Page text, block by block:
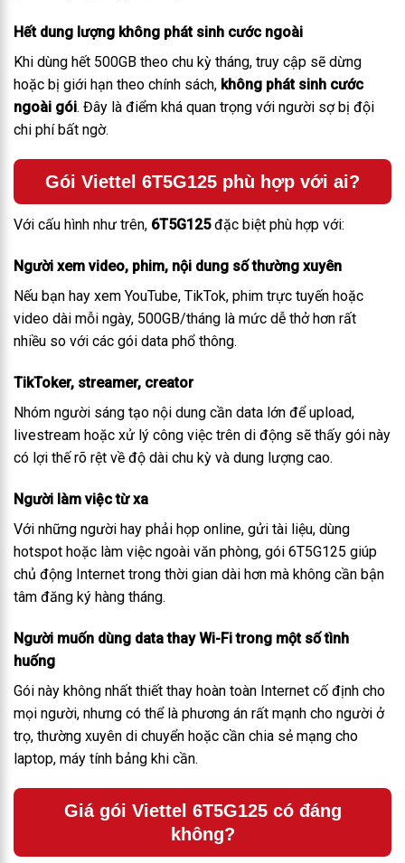
Hết dung lượng không phát sinh cước ngoài
Khi dùng hết 500GB theo chu kỳ tháng, truy cập sẽ dừng
hoặc bị giới hạn theo chính sách, không phát sinh cước
ngoài gói. Đây là điểm khá quan trọng với người sợ bị đội
chi phí bất ngờ.
Gói Viettel 6T5G125 phù hợp với ai?
Với cấu hình như trên, 6T5G125đặc biệt phù hợp với:
Người xem video, phim, nội dung số thường xuyên
Nếu bạn hay xem YouTube, TikTok, phim trực tuyến hoặc
video dài mỗi ngày, 500GB/tháng là mức dễ thở hơn rất
nhiều so với các gói data phổ thông.
TikToker, streamer, creator
Nhóm người sáng tạo nội dung cần data lớn để upload,
livestream hoặc xử lý công việc trên di động sẽ thấy gói này
có lợi thế rõ rệt về độ dài chu kỳ và dung lượng cao.
Người làm việc từ xa
Với những người hay phải họp online, gửi tài liệu, dùng
hotspot hoặc làm việc ngoài văn phòng, gói 6T5G125 giúp
chủ động Internet trong thời gian dài hơn mà không cần bận
tâm đăng ký hàng tháng.
Người muốn dùng data thay Wi-Fi trong một số tình
huống
Gói này không nhất thiết thay hoàn toàn Internet cố định cho
mọi người, nhưng có thể là phương án rất mạnh cho người ở
trọ, thường xuyên di chuyển hoặc cần chia sẻ mạng cho
laptop, máy tính bảng khi cần.
Giá gói Viettel 6T5G125 có đáng
không?